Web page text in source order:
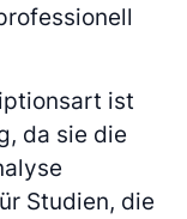
ist
da sie die
Studien, die